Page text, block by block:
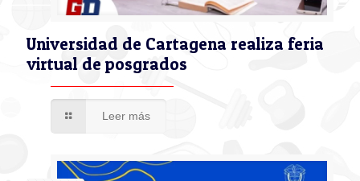
Universidad de Cartagena realiza feria
virtual de posgrados
Leer más